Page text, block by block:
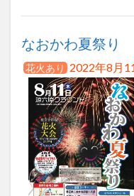
なおかわ夏祭り
花火あり 2022年8月